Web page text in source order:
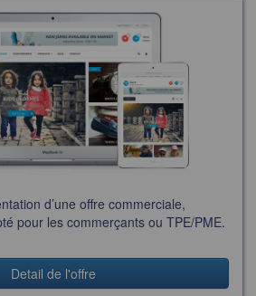
d’une offre commerciale,
pour les commerçants ou TPE/PME.
Detail de l'offre